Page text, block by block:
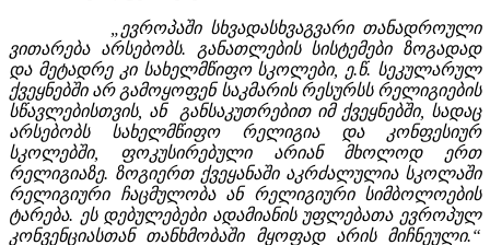
„ევროპაში სხვადასხვაგვარი თანადროული
ვითარება არსებობს. განათლების სისტემები ზოგადად
და მეტადრე კი სახელმწიფო სკოლები, ე.წ. სეკულარულ
ქვეყნებში არ გამოყოფენ საკმარის რესურსს რელიგიების
სწავლებისთვის, ან განსაკუთრებით იმ ქვეყნებში, სადაც
არსებობს სახელმწიფო რელიგია და კონფესიურ
სკოლებში, ფოკუსირებული არიან მხოლოდ ერთ
რელიგიაზე. ზოგიერთ ქვეყანაში აკრძალულია სკოლაში
რელიგიური ჩაცმულობა ან რელიგიური სიმბოლოების
ტარება. ეს დებულებები ადამიანის უფლებათა ევროპულ
კონვენციასთან თანხმობაში მყოფად არის მიჩნეული.“